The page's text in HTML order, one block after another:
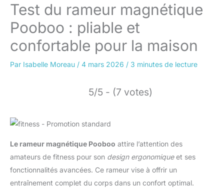
Test du rameur magnétique
Pooboo : pliable et
confortable pour la maison
Par Isabelle Moreau / 4 mars 2026 / 3 minutes de lecture
5/5 - (7 votes)
Le rameur magnétique Pooboo attire l’attention des
amateurs de fitness pour son design ergonomiqueet ses
fonctionnalités avancées. Ce rameur vise à offrir un
entraînement complet du corps dans un confort optimal.